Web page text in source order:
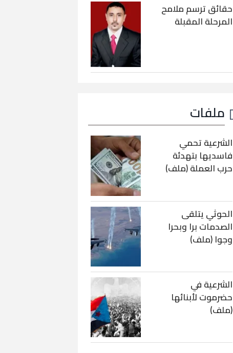
حقائق ترسم ملامح
المرحلة المقبلة
ملفات
الشرعية تحمي
فاسديها بتهدئة
حرب العملة (ملف)
الحوثي يتلقى
الصدمات برا وبحرا
وجوا (ملف)
الشرعية في
حضرموت لأبنائها
(ملف)